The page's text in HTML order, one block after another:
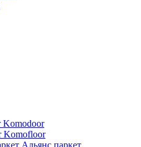
Komodoor
Komofloor
Альянс паркет